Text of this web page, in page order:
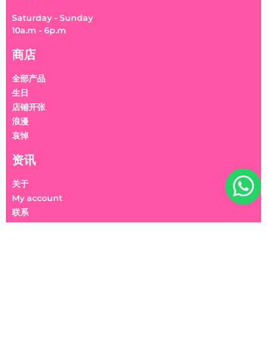
Saturday - Sunday
10a.m - 6p.m
商店
全部产品
生日
店铺开张
浪漫
哀悼
资讯
关于
My account
联系